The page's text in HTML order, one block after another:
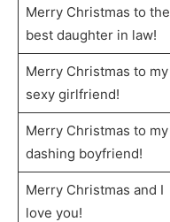
Merry Christmas to the
best daughter in law!
Merry Christmas to my
sexy girlfriend!
Merry Christmas to my
dashing boyfriend!
Merry Christmas and I
love you!